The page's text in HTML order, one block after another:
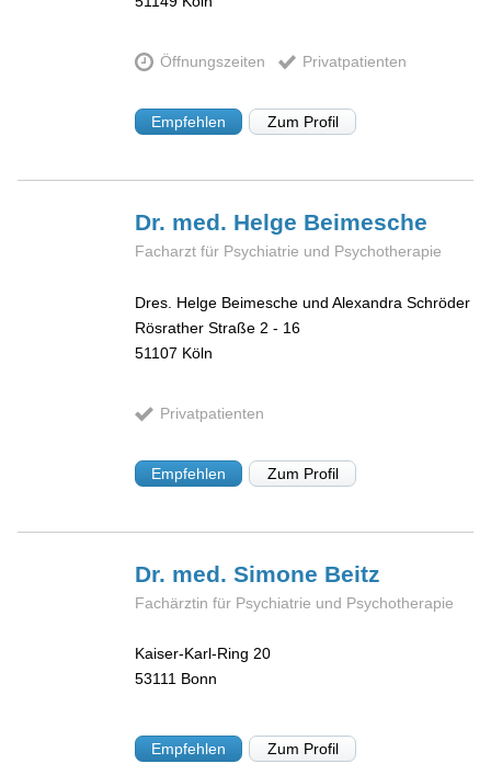
Öffnungszeiten Privatpatienten
Empfehlen Zum Profil
Dr. med. Helge Beimesche
Facharzt für Psychiatrie und Psychotherapie
Dres. Helge Beimesche und Alexandra Schröder
Rösrather Straße 2 - 16
51107 Köln
Privatpatienten
Empfehlen Zum Profil
Dr. med. Simone Beitz
Fachärztin für Psychiatrie und Psychotherapie
Kaiser-Karl-Ring 20
53111 Bonn
Empfehlen Zum Profil